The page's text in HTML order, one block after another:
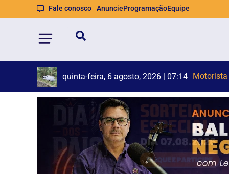
Fale conosco AnuncieProgramaçãoEquipe
quinta-feira, 6 agosto, 2026 | 07:09 Motorista
Rio